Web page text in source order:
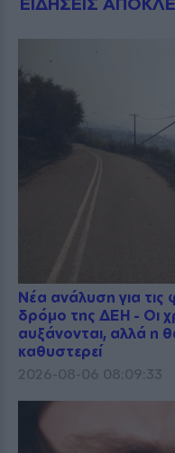
Νέα ανάλυση για
δρόμο της ΔΕΗ - Οι
αυξάνονται, αλλά η
καθυστερεί
2026-08-06 08:09:33